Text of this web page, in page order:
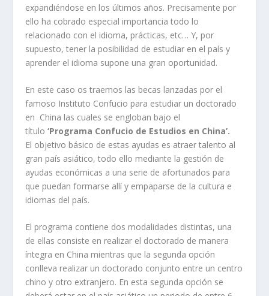
expandiéndose en los últimos años. Precisamente por
ello ha cobrado especial importancia todo lo
relacionado con el idioma, prácticas, etc… Y, por
supuesto, tener la posibilidad de estudiar en el país y
aprender el idioma supone una gran oportunidad.
En este caso os traemos las becas lanzadas por el
famoso Instituto Confucio para estudiar un doctorado
en China las cuales se engloban bajo el
título‘Programa Confucio de Estudios en China’.
El objetivo básico de estas ayudas es atraer talento al
gran país asiático, todo ello mediante la gestión de
ayudas económicas a una serie de afortunados para
que puedan formarse allí y empaparse de la cultura e
idiomas del país.
El programa contiene dos modalidades distintas, una
de ellas consiste en realizar el doctorado de manera
íntegra en China mientras que la segunda opción
conlleva realizar un doctorado conjunto entre un centro
chino y otro extranjero. En esta segunda opción se